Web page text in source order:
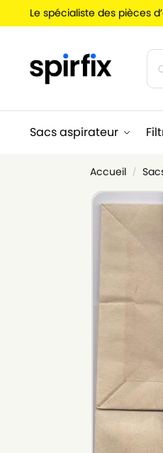
Le spécialiste des pièces
Sacs aspirateur
Accueil /